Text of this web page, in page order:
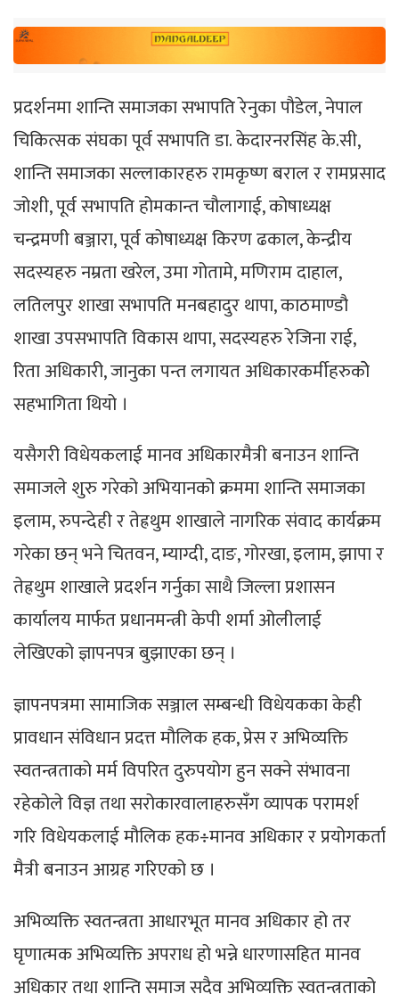
प्रदर्शनमा शान्ति समाजका सभापति रेनुका पौडेल, नेपाल
चिकित्सक संघका पूर्व सभापति डा. केदारनरसिंह के.सी,
शान्ति समाजका सल्लाकारहरु रामकृष्ण बराल र रामप्रसाद
जोशी, पूर्व सभापति होमकान्त चौलागाई, कोषाध्यक्ष
चन्द्रमणी बञ्जारा, पूर्व कोषाध्यक्ष किरण ढकाल, केन्द्रीय
सदस्यहरु नम्रता खरेल, उमा गोतामे, मणिराम दाहाल,
लतिलपुर शाखा सभापति मनबहादुर थापा, काठमाण्डौ
शाखा उपसभापति विकास थापा, सदस्यहरु रेजिना राई,
रिता अधिकारी, जानुका पन्त लगायत अधिकारकर्मीहरुकोे
सहभागिता थियो ।
यसैगरी विधेयकलाई मानव अधिकारमैत्री बनाउन शान्ति
समाजले शुरु गरेको अभियानको क्रममा शान्ति समाजका
इलाम, रुपन्देही र तेह्रथुम शाखाले नागरिक संवाद कार्यक्रम
गरेका छन् भने चितवन, म्याग्दी, दाङ, गोरखा, इलाम, झापा र
तेह्रथुम शाखाले प्रदर्शन गर्नुका साथै जिल्ला प्रशासन
कार्यालय मार्फत प्रधानमन्त्री केपी शर्मा ओलीलाई
लेखिएको ज्ञापनपत्र बुझाएका छन् ।
ज्ञापनपत्रमा सामाजिक सञ्जाल सम्बन्धी विधेयकका केही
प्रावधान संविधान प्रदत्त मौलिक हक, प्रेस र अभिव्यक्ति
स्वतन्त्रताको मर्म विपरित दुरुपयोग हुन सक्ने संभावना
रहेकोले विज्ञ तथा सरोकारवालाहरुसँग व्यापक परामर्श
गरि विधेयकलाई मौलिक हक÷मानव अधिकार र प्रयोगकर्ता
मैत्री बनाउन आग्रह गरिएको छ ।
अभिव्यक्ति स्वतन्त्रता आधारभूत मानव अधिकार हो तर
घृणात्मक अभिव्यक्ति अपराध हो भन्ने धारणासहित मानव
अधिकार तथा शान्ति समाज सदैव अभिव्यक्ति स्वतन्त्रताको